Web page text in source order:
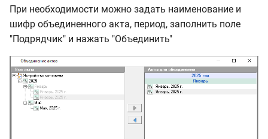
При необходимости можно задать наименование и
шифр объединенного акта, период, заполнить поле
"Подрядчик" и нажать "Объединить"